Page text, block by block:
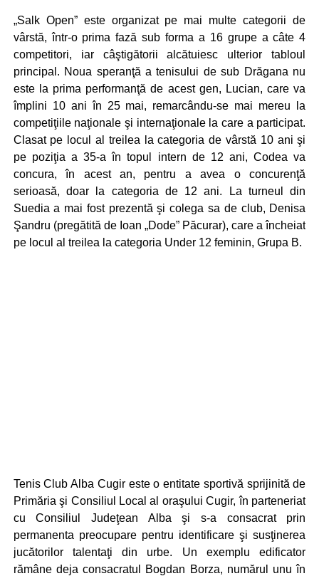
„Salk Open” este organizat pe mai multe categorii de
vârstă, într-o prima fază sub forma a 16 grupe a câte 4
competitori, iar câştigătorii alcătuiesc ulterior tabloul
principal. Noua speranţă a tenisului de sub Drăgana nu
este la prima performanţă de acest gen, Lucian, care va
împlini 10 ani în 25 mai, remarcându-se mai mereu la
competiţiile naţionale şi internaţionale la care a participat.
Clasat pe locul al treilea la categoria de vârstă 10 ani şi
pe poziţia a 35-a în topul intern de 12 ani, Codea va
concura, în acest an, pentru a avea o concurenţă
serioasă, doar la categoria de 12 ani. La turneul din
Suedia a mai fost prezentă şi colega sa de club, Denisa
Şandru (pregătită de Ioan „Dode” Păcurar), care a încheiat
pe locul al treilea la categoria Under 12 feminin, Grupa B.
Tenis Club Alba Cugir este o entitate sportivă sprijinită de
Primăria şi Consiliul Local al oraşului Cugir, în parteneriat
cu Consiliul Judeţean Alba şi s-a consacrat prin
permanenta preocupare pentru identificare şi susţinerea
jucătorilor talentaţi din urbe. Un exemplu edificator
rămâne deja consacratul Bogdan Borza, numărul unu în